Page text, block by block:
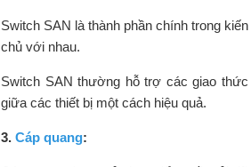
Switch SAN là thành phần chính trong
chủ với nhau.
Switch SAN thường hỗ trợ các giao
giữa các thiết bị một cách hiệu quả.
3. Cáp quang: